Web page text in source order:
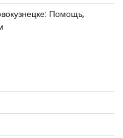
Помощь,